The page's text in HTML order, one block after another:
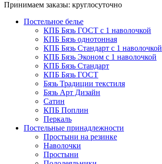
Принимаем заказы: круглосуточно
Постельное белье
КПБ Бязь ГОСТ c 1 наволочкой
КПБ Бязь однотонная
КПБ Бязь Стандарт c 1 наволочкой
КПБ Бязь Эконом с 1 наволочкой
КПБ Бязь Стандарт
КПБ Бязь ГОСТ
Бязь Традиции текстиля
Бязь Арт Дизайн
Сатин
КПБ Поплин
Перкаль
Постельные принадлежности
Простыни на резинке
Наволочки
Простыни